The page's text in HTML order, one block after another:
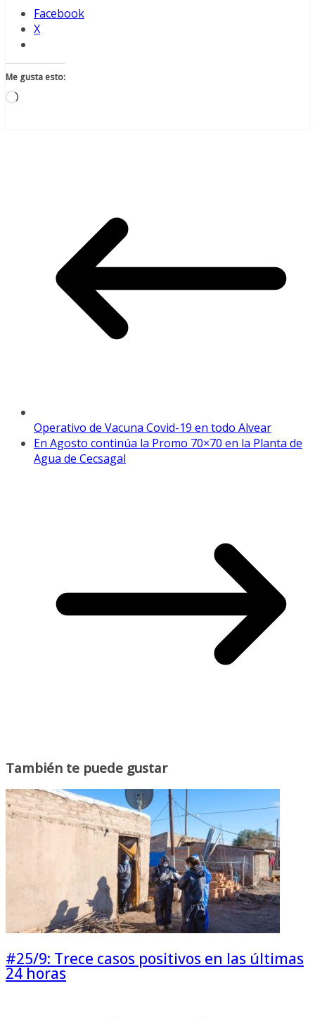
Facebook
X
Me gusta esto:
Cargando...
Operativo de Vacuna Covid-19 en todo Alvear
En Agosto continúa la Promo 70×70 en la Planta de
Agua de Cecsagal
También te puede gustar
#25/9: Trece casos positivos en las últimas
24 horas